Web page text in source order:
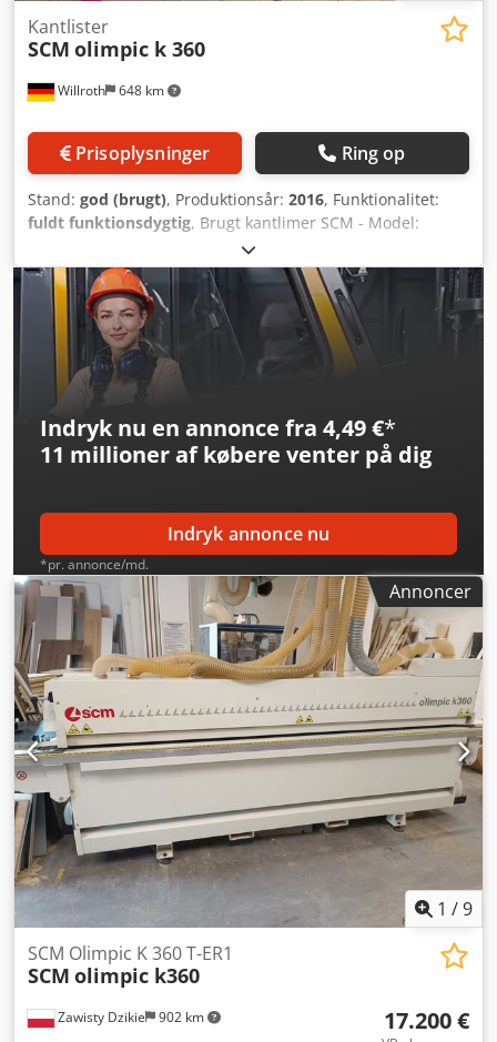
Willroth 648 km
Kantlister
SCM olimpic k 360
Prisoplysninger Ring op
Stand: god (brugt), Produktionsår: 2016, Funktionalitet:
fuldt funktionsdygtig, Brugt kantlimer SCM - Model:
Olimpic K360 T-ER1 - Meget god stand. - Straks tilgængelig
Chsdpfx Akeyrr Naj Aea - Video på forespørgsel - Årgang:
2016 - Topudstyr (2 ekstra limbeholdere)
Indryk nu en annonce fra 4,49 €*
11 millioner af købere venter på dig
Indryk annonce nu
*pr. annonce/md.
Annoncer
1 /9
Zawisty Dzikie 902 km
SCM Olimpic K 360 T-ER1
SCM olimpic k360
17.200 €